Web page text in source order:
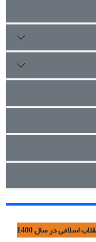
اسلامی در سال 1400